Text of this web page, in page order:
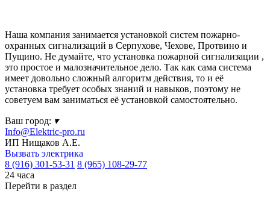
Наша компания занимается установкой систем пожарно-
охранных сигнализаций в Серпухове, Чехове, Протвино и
Пущино. Не думайте, что установка пожарной сигнализации ,
это простое и малозначительное дело. Так как сама система
имеет довольно сложный алгоритм действия, то и её
установка требует особых знаний и навыков, поэтому не
советуем вам заниматься её установкой самостоятельно.
Ваш город: ▾
Info@Elektric-pro.ru
ИП Нищаков А.Е.
Вызвать электрика
8 (916) 301-53-31 8 (965) 108-29-77
24 часа
Перейти в раздел